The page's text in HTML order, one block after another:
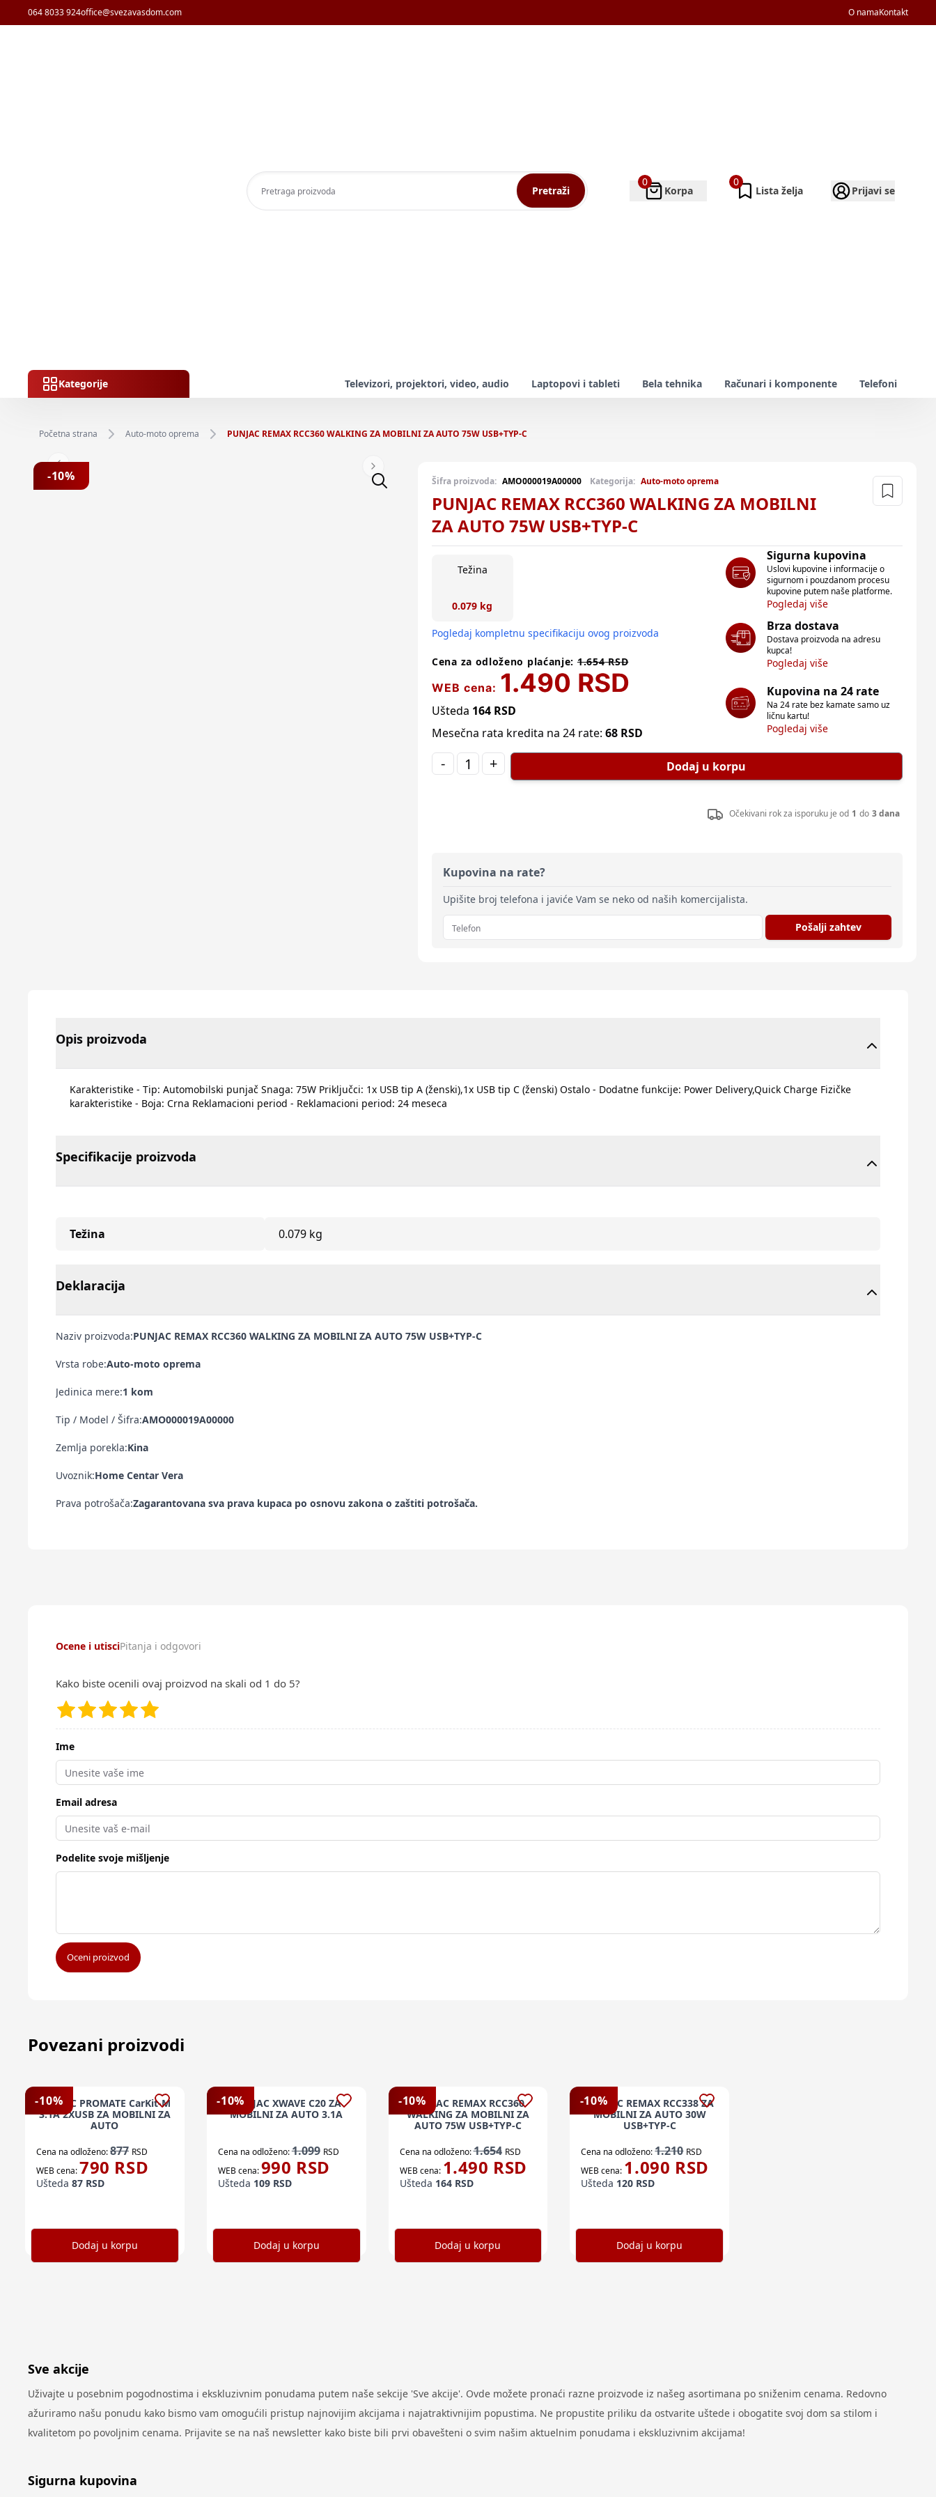
064 8033 924office@svezavasdom.com O namaKontakt
Pretraži
0
Korpa
0
Lista želja Prijavi se
Kategorije Televizori, projektori, video, audio Laptopovi i tableti Bela tehnika Računari i komponente Telefoni
Početna strana Auto-moto oprema PUNJAC REMAX RCC360 WALKING ZA MOBILNI ZA AUTO 75W USB+TYP-C
Previous slide Next slide
-10% Šifra proizvoda: AMO000019A00000 Kategorija: Auto-moto oprema
PUNJAC REMAX RCC360 WALKING ZA MOBILNI
ZA AUTO 75W USB+TYP-C
Težina
0.079 kg
Pogledaj kompletnu specifikaciju ovog proizvoda
Cena za odloženo plaćanje: 1.654RSD
WEB cena: 1.490 RSD
Ušteda 164 RSD
Mesečna rata kredita na 24 rate: 68 RSD
Sigurna kupovina
Uslovi kupovine i informacije o
sigurnom i pouzdanom procesu
kupovine putem naše platforme.
Pogledaj više
Brza dostava
Dostava proizvoda na adresu
kupca!
Pogledaj više
Kupovina na 24 rate
Na 24 rate bez kamate samo uz
ličnu kartu!
Pogledaj više
- + Dodaj u korpu
Očekivani rok za isporuku je od 1 do 3 dana
Kupovina na rate?
Upišite broj telefona i javiće Vam se neko od naših komercijalista.
Pošalji zahtev
Opis proizvoda
Karakteristike - Tip: Automobilski punjač Snaga: 75W Priključci: 1x USB tip A (ženski),1x USB tip C (ženski) Ostalo - Dodatne funkcije: Power Delivery,Quick Charge Fizičke
karakteristike - Boja: Crna Reklamacioni period - Reklamacioni period: 24 meseca
Specifikacije proizvoda
Težina 0.079 kg
Deklaracija
Naziv proizvoda:PUNJAC REMAX RCC360 WALKING ZA MOBILNI ZA AUTO 75W USB+TYP-C
Vrsta robe:Auto-moto oprema
Jedinica mere:1 kom
Tip / Model / Šifra:AMO000019A00000
Zemlja porekla:Kina
Uvoznik:Home Centar Vera
Prava potrošača:Zagarantovana sva prava kupaca po osnovu zakona o zaštiti potrošača.
Ocene i utisciPitanja i odgovori
Kako biste ocenili ovaj proizvod na skali od 1 do 5?
Ime
Email adresa
Podelite svoje mišljenje
Oceni proizvod
Povezani proizvodi
-10%
PUNJAC PROMATE CarKit-M
3.1A 2XUSB ZA MOBILNI ZA
AUTO
Cena na odloženo:877 RSD
WEB cena:790 RSD
Ušteda 87 RSD
Dodaj u korpu
-10%
PUNJAC XWAVE C20 ZA
MOBILNI ZA AUTO 3.1A
Cena na odloženo:1.099 RSD
WEB cena:990 RSD
Ušteda 109RSD
Dodaj u korpu
-10%
PUNJAC REMAX RCC360
WALKING ZA MOBILNI ZA
AUTO 75W USB+TYP-C
Cena na odloženo:1.654 RSD
WEB cena: 1.490 RSD
Ušteda 164RSD
Dodaj u korpu
-10%
PUNJAC REMAX RCC338 ZA
MOBILNI ZA AUTO 30W
USB+TYP-C
Cena na odloženo:1.210 RSD
WEB cena: 1.090 RSD
Ušteda 120 RSD
Dodaj u korpu
Sve akcije
Uživajte u posebnim pogodnostima i ekskluzivnim ponudama putem naše sekcije 'Sve akcije'. Ovde možete pronaći razne proizvode iz našeg asortimana po sniženim cenama. Redovno
ažuriramo našu ponudu kako bismo vam omogućili pristup najnovijim akcijama i najatraktivnijim popustima. Ne propustite priliku da ostvarite uštede i obogatite svoj dom sa stilom i
kvalitetom po povoljnim cenama. Prijavite se na naš newsletter kako biste bili prvi obavešteni o svim našim aktuelnim ponudama i ekskluzivnim akcijama!
Sigurna kupovina